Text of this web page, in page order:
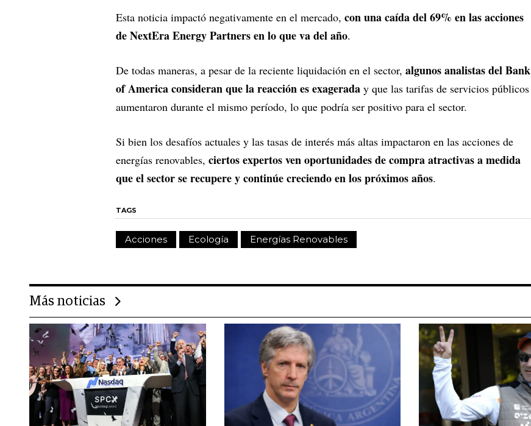
Esta noticia impactó negativamente en el mercado, con una caída del 69% en las acciones
de NextEra Energy Partners en lo que va del año.
De todas maneras, a pesar de la reciente liquidación en el sector, algunos analistas del Bank
of America consideran que la reacción es exagerada y que las tarifas de servicios públicos
aumentaron durante el mismo período, lo que podría ser positivo para el sector.
Si bien los desafíos actuales y las tasas de interés más altas impactaron en las acciones de
energías renovables, ciertos expertos ven oportunidades de compra atractivas a medida
que el sector se recupere y continúe creciendo en los próximos años.
TAGS
Acciones Ecología Energías Renovables
Más noticias